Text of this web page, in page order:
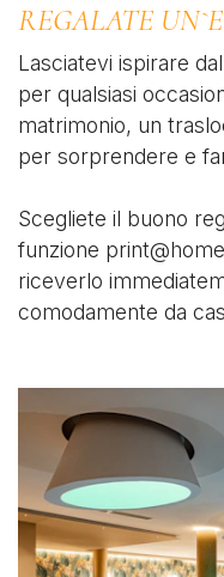
REGALATE
Lasciatevi ispirare
per qualsiasi
matrimonio, un
per sorprendere e
Scegliete il buono
funzione
riceverlo
comodamente da